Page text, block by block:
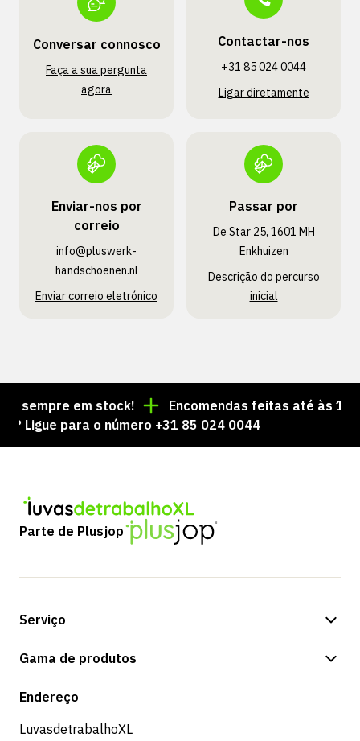
Conversar connosco
Faça a sua pergunta
agora
Contactar-nos
+31 85 024 0044
Ligar diretamente
Enviar-nos por
correio
info@pluswerk­
handschoenen.nl
Enviar correio eletrónico
Passar por
De Star 25, 1601 MH
Enkhuizen
Descrição do percurso
inicial
em stock!
Encomendas feitas até às 15:00
para o número +31 85 024 0044
Parte de Plusjop
Serviço
Opções de pagamento
Devoluções e serviço
Gama de produtos
Loja
Endereço
LuvasdetrabalhoXL